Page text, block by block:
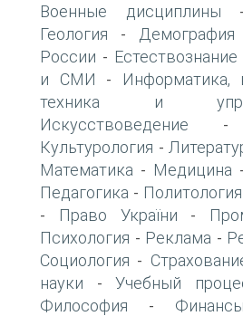
Военные дисциплины
Геология - Демография
России - Естествознание
и СМИ -
Информатика,
техника и
Искусствоведение
Культурология -
Математика - Медицина -
Педагогика - Политология
- Право України -
Психология - Реклама -
Социология -
науки - Учебный
Философия - Финансы